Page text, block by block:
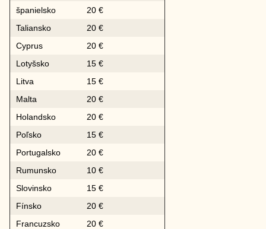
španielsko
20 €
Taliansko
20 €
Cyprus
20 €
Lotyšsko
15 €
Litva
15 €
Malta
20 €
Holandsko
20 €
Poľsko
15 €
Portugalsko
20 €
Rumunsko
10 €
Slovinsko
15 €
Fínsko
20 €
Francuzsko
20 €